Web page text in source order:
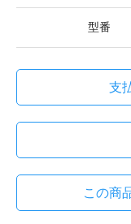
型番
支
この商